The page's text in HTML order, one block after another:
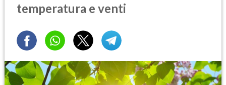
temperatura e venti